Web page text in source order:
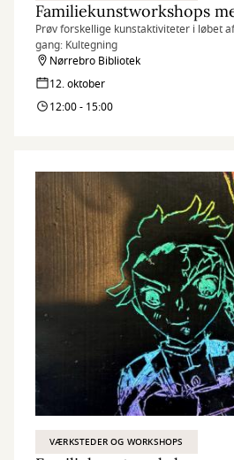
Familiekunstworkshops
Prøv forskellige kunstaktiviteter i løbet
gang: Kultegning
Nørrebro Bibliotek
12. oktober
12:00 - 15:00
VÆRKSTEDER OG WORKSHOPS